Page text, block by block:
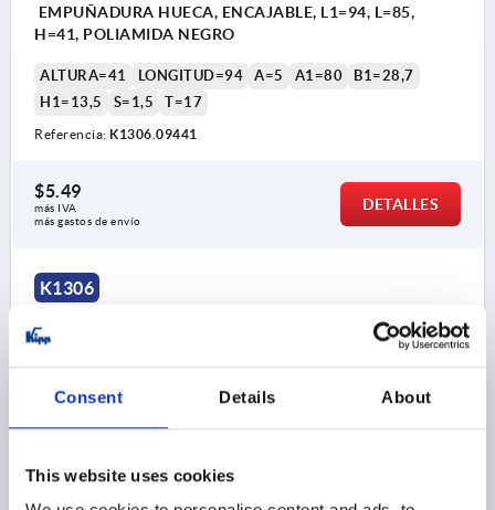
Consent Details About
This website uses cookies
EMPUÑADURA HUECA, ENCAJABLE, L1=94, L=85,
H=41, POLIAMIDA NEGRO
ALTURA=41 LONGITUD=94 A=5 A1=80
B1=28,7
H1=13,5
S=1,5 T=17
Referencia: K1306.09441
$5.49
más IVA
más gastos de envío
DETALLES
K1306
EMPUÑADURA HUECA, ENCAJABLE, L1=110, L=100,